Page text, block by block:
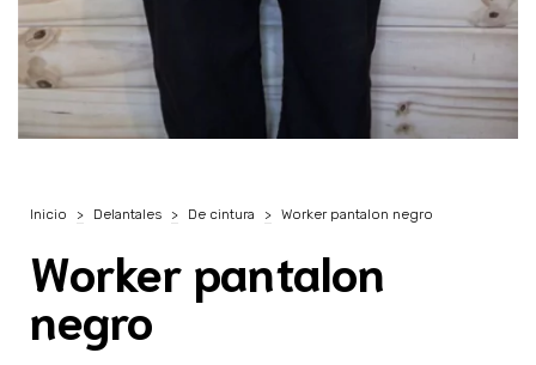
Inicio > Delantales > De cintura > Worker pantalon negro
Worker pantalon
negro